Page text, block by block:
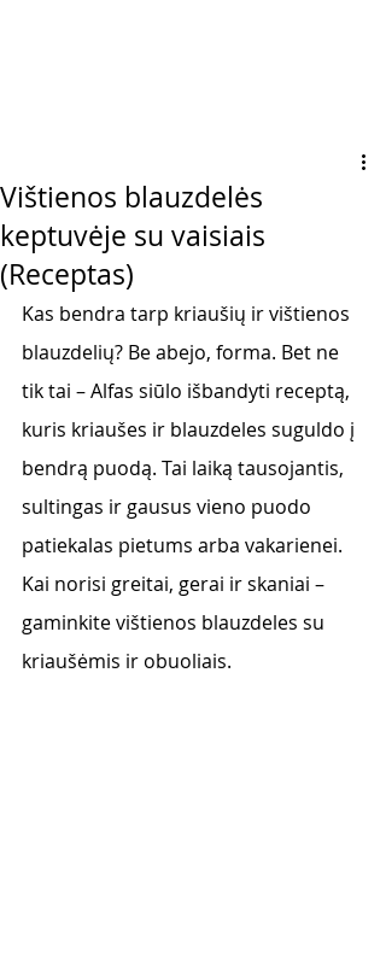
Vištienos blauzdelės
keptuvėje su vaisiais
(Receptas)
Kas bendra tarp kriaušių ir vištienos
blauzdelių? Be abejo, forma. Bet ne
tik tai – Alfas siūlo išbandyti receptą,
kuris kriaušes ir blauzdeles suguldo į
bendrą puodą. Tai laiką tausojantis,
sultingas ir gausus vieno puodo
patiekalas pietums arba vakarienei.
Kai norisi greitai, gerai ir skaniai –
gaminkite vištienos blauzdeles su
kriaušėmis ir obuoliais.